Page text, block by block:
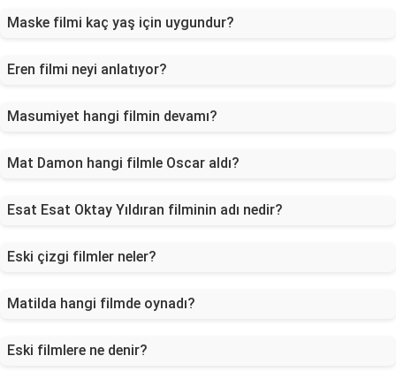
Maske filmi kaç yaş için uygundur?
Eren filmi neyi anlatıyor?
Masumiyet hangi filmin devamı?
Mat Damon hangi filmle Oscar aldı?
Esat Esat Oktay Yıldıran filminin adı nedir?
Eski çizgi filmler neler?
Matilda hangi filmde oynadı?
Eski filmlere ne denir?